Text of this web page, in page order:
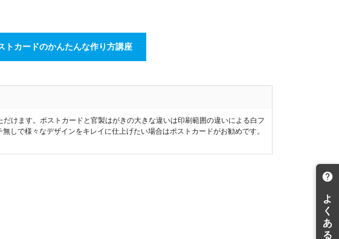
トカードのかんたんな作り方講座
けます。ポストカードと官製はがきの大きな違いは印刷範囲の違いによる白フ
しで様々なデザインをキレイに仕上げたい場合はポストカードがお勧めです。